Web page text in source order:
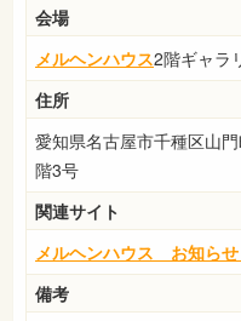
会場
メルヘンハウス2階ギャラ
住所
愛知県名古屋市千種区山
階3号
関連サイト
メルヘンハウス お知らせ
備考